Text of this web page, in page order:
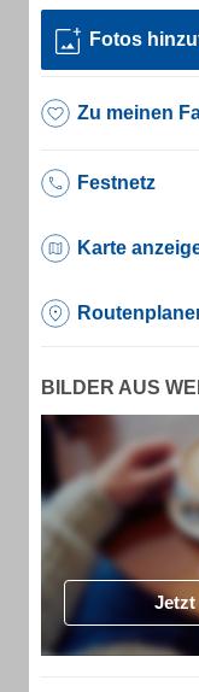
Fotos
Zu meinen
Festnetz
Karte
BILDER AUS
Jetzt